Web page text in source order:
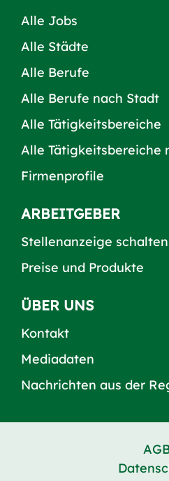
Alle Jobs
Alle Städte
Alle Berufe
Alle Berufe nach Stadt
Alle Tätigkeitsbereiche
Alle Tätigkeitsbereiche
Firmenprofile
ARBEITGEBER
Stellenanzeige schalten
Preise und Produkte
ÜBER UNS
Kontakt
Mediadaten
Nachrichten aus der